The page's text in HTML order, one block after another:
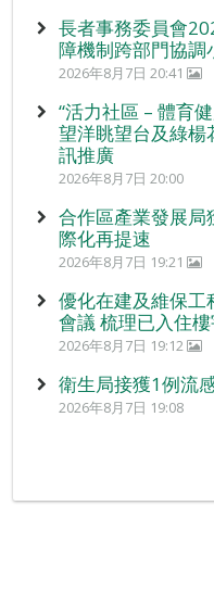
長者事務委員會
障機制跨部門協調
2026年8月7日 20:41
“活力社區 – 體育
望洋眺望台及綠楊
訊推廣
2026年8月7日 20:00
合作區產業發展局
際化再提速
2026年8月7日 19:21
優化在建及維保工
會議 梳理已入住
2026年8月7日 19:12
衛生局接獲1例流
2026年8月7日 19:08